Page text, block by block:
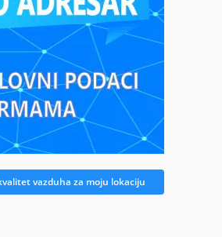
vazduha za moju lokaciju